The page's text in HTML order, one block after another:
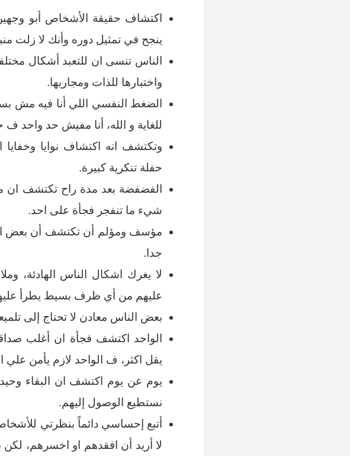
اكتشاف حقيقة الأشخاص أبو
ينجح في تمثيل دوره وأنك لا زلت
الناس تنسى ان للتعبد أشكال
واختبارها للذات ومجاريها.
الضغط النفسي اللي أنا فيه مش
للغاية و الله، أنا مفيش حد
وتكتشف انه اكتشاف نوايا
حفلة تنكرية كبيرة.
الفضفضة بعد مدة راح تكتشف ان
شيء ما تنفجر فجأة على احد.
مؤسف ومؤلم أن تكتشف أن بعض
جدا.
لا يغرك اشكال الناس الهادئة،
عليهم من أي ظرف بسيط يطرأ
بعض الناس معادن لا تحتاج إلى
الواحد اكتشف فجأة ان أغلب
يقل اكثر، ف الواحد لازم يأمن علي
يوم عن يوم اكتشف ان البقاء
نستطيع الوصول إليهم.
أتبع إحساسي دائماً بنظرتي
لا أريد أن افقدهم او اخسرهم،